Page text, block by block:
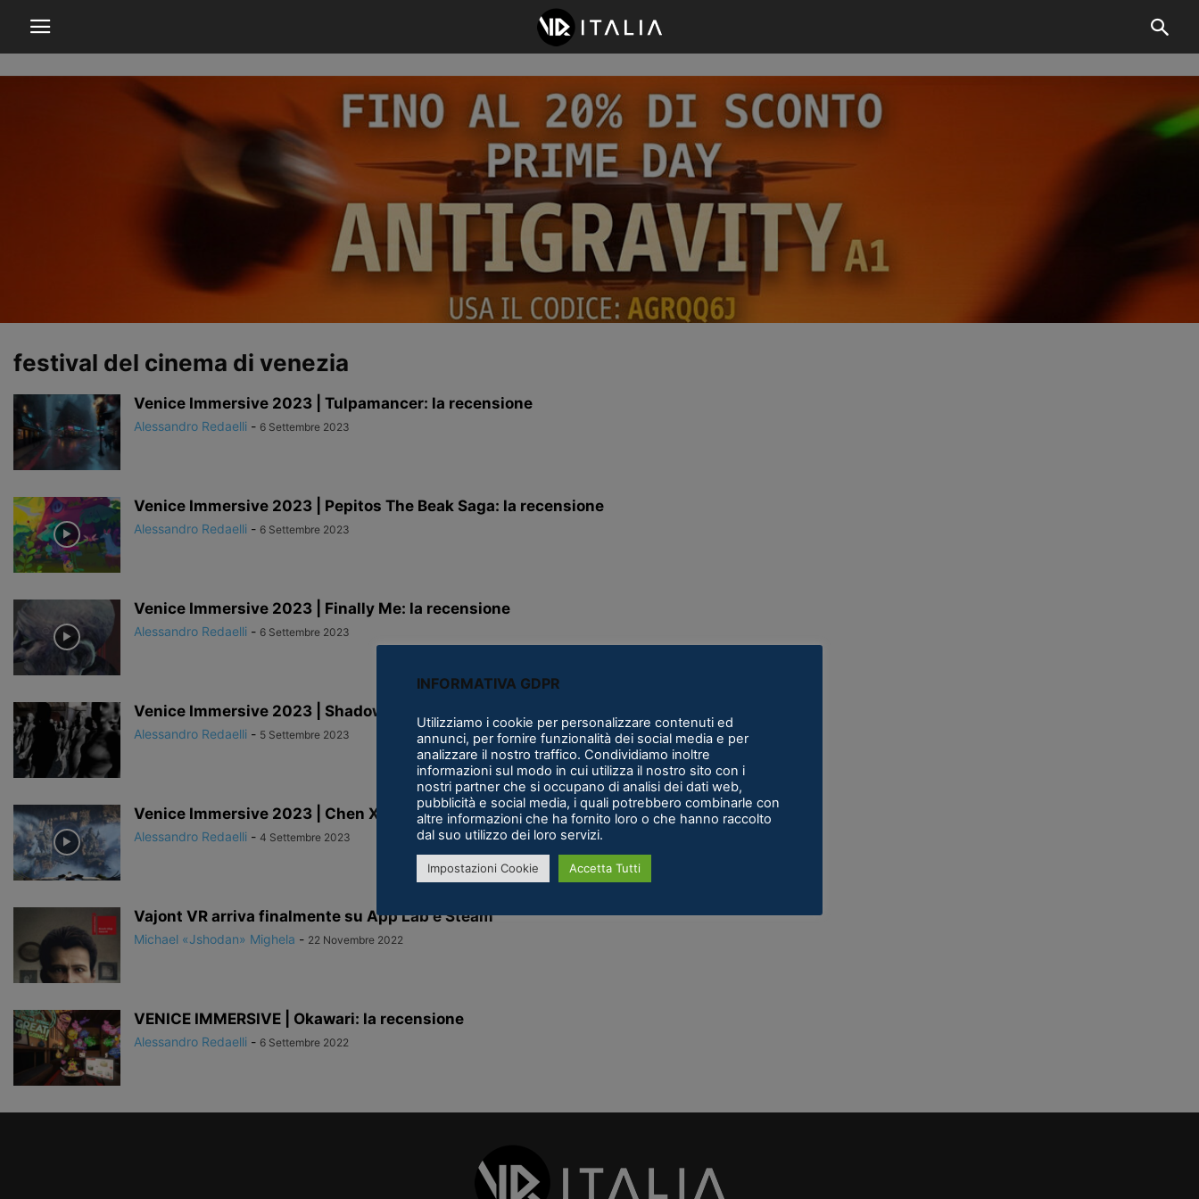
festival del cinema di venezia
Venice Immersive 2023 | Tulpamancer: la recensione
Alessandro Redaelli - 6 Settembre 2023
Venice Immersive 2023 | Pepitos The Beak Saga: la recensione
Alessandro Redaelli - 6 Settembre 2023
Venice Immersive 2023 | Finally Me: la recensione
Alessandro Redaelli - 6 Settembre 2023
Venice Immersive 2023 | Shadowtime: la recensione
Alessandro Redaelli - 5 Settembre 2023
Venice Immersive 2023 | Chen Xiang VR: la recensione
Alessandro Redaelli - 4 Settembre 2023
Vajont VR arriva finalmente su App Lab e Steam
Michael «Jshodan» Mighela - 22 Novembre 2022
VENICE IMMERSIVE | Okawari: la recensione
Alessandro Redaelli - 6 Settembre 2022
INFORMATIVA GDPR
Utilizziamo i cookie per personalizzare contenuti ed
annunci, per fornire funzionalità dei social media e per
analizzare il nostro traffico. Condividiamo inoltre
informazioni sul modo in cui utilizza il nostro sito con i
nostri partner che si occupano di analisi dei dati web,
pubblicità e social media, i quali potrebbero combinarle con
altre informazioni che ha fornito loro o che hanno raccolto
dal suo utilizzo dei loro servizi.
Impostazioni Cookie Accetta Tutti